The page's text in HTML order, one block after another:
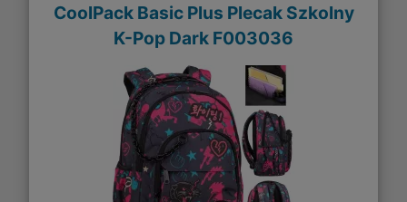
CoolPack Basic Plus Plecak Szkolny
K-Pop Dark F003036